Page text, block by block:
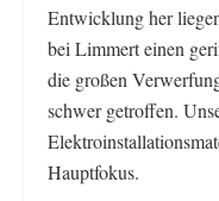
Entwicklung her
bei Limmert einen
die großen
schwer getroffen.
Hauptfokus.